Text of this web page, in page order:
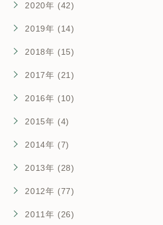
2020年 (42)
2019年 (14)
2018年 (15)
2017年 (21)
2016年 (10)
2015年 (4)
2014年 (7)
2013年 (28)
2012年 (77)
2011年 (26)